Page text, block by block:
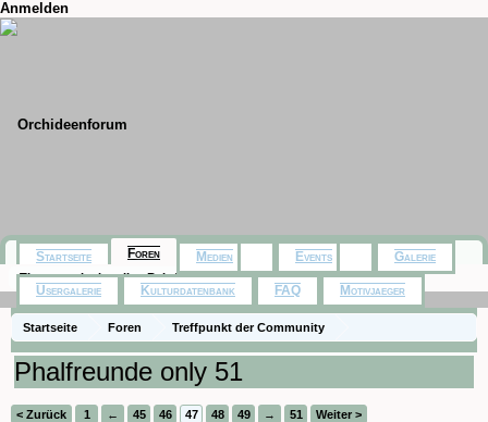
Anmelden
Startseite Foren
Treffpunkt der Community
Orchideenfotos (Phalaenopsis)
Phalfreunde only 51
< Zurück 1 ← 45 46 47 48 49 → 51 Weiter >
Startseite Foren
Themen mit aktuellen Beiträgen
Medien Events Galerie
Usergalerie Kulturdatenbank FAQ Motivjaeger